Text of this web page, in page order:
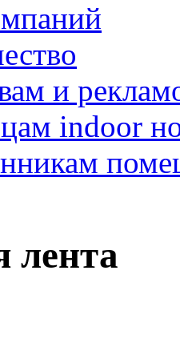
и
indoor
лента